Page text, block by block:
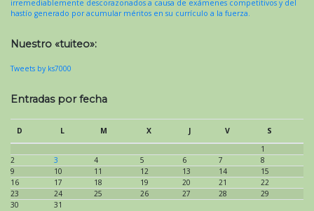
irremediablemente descorazonados a causa de exámenes competitivos y del
hastío generado por acumular méritos en su currículo a la fuerza.
Nuestro «tuiteo»:
Tweets by ks7000
Entradas por fecha
D L M X J V
S
1
2
3 4 5 6 7
8
9
10 11 12 13 14
15
16
17 18 19 20 21
22
23
24 25 26 27 28
29
30
31